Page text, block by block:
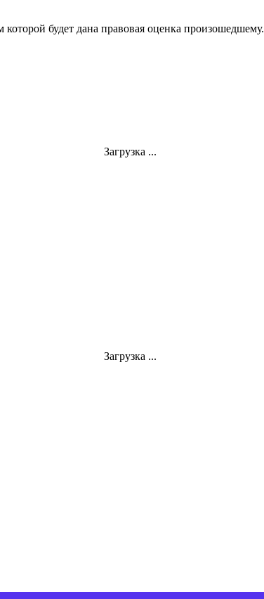
будет дана правовая оценка произошедшему.
Загрузка ...
Загрузка ...